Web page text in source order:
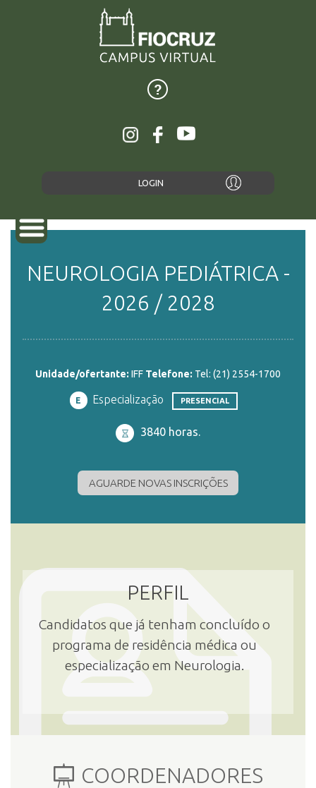
LOGIN
ALUNOS
DOCENTES
INSCRIÇÃO E SELEÇÃO
NEUROLOGIA PEDIÁTRICA -
2026 / 2028
Unidade/ofertante: IFF Telefone: Tel: (21) 2554-1700
E Especialização PRESENCIAL
3840 horas.
AGUARDE NOVAS INSCRIÇÕES
PERFIL
Candidatos que já tenham concluído o
programa de residência médica ou
especialização em Neurologia.
COORDENADORES